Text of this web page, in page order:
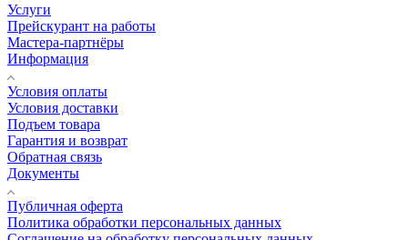
Услуги
Прейскурант на работы
Мастера-партнёры
Информация
Условия оплаты
Условия доставки
Подъем товара
Гарантия и возврат
Обратная связь
Документы
Публичная оферта
Политика обработки персональных данных